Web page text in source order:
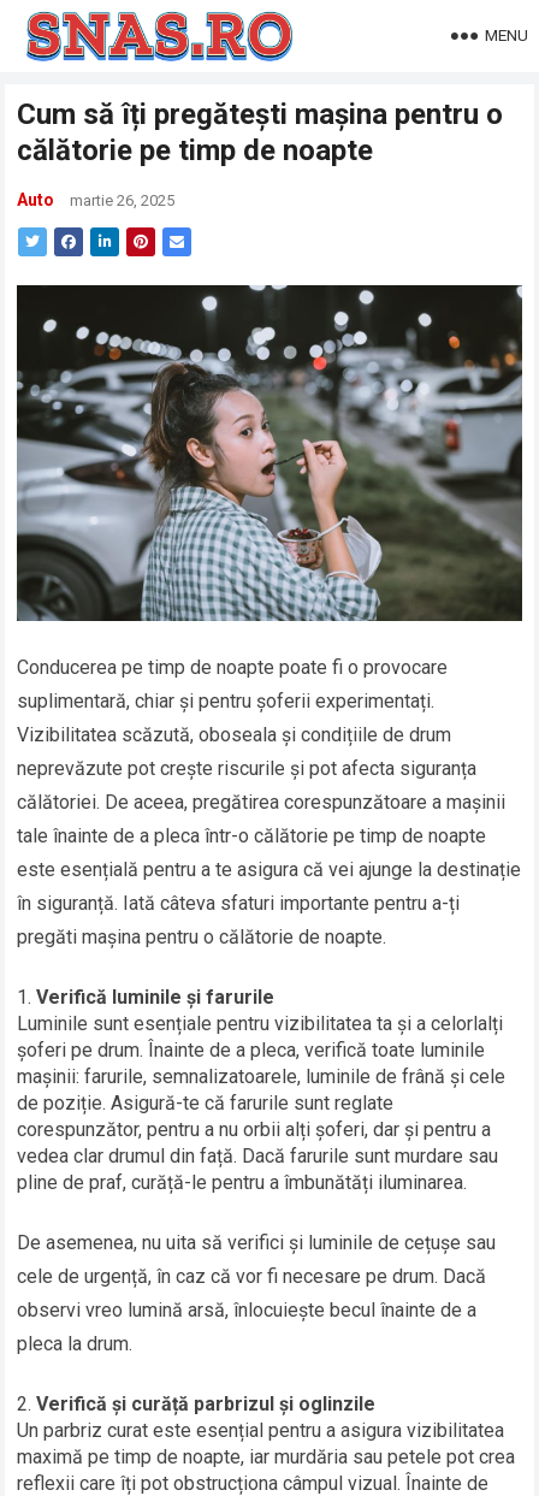
MENU
Cum să îți pregătești mașina pentru o
călătorie pe timp de noapte
Auto martie 26, 2025
Conducerea pe timp de noapte poate fi o provocare
suplimentară, chiar și pentru șoferii experimentați.
Vizibilitatea scăzută, oboseala și condițiile de drum
neprevăzute pot crește riscurile și pot afecta siguranța
călătoriei. De aceea, pregătirea corespunzătoare a mașinii
tale înainte de a pleca într-o călătorie pe timp de noapte
este esențială pentru a te asigura că vei ajunge la destinație
în siguranță. Iată câteva sfaturi importante pentru a-ți
pregăti mașina pentru o călătorie de noapte.
Verifică luminile și farurile
Luminile sunt esențiale pentru vizibilitatea ta și a celorlalți
șoferi pe drum. Înainte de a pleca, verifică toate luminile
mașinii: farurile, semnalizatoarele, luminile de frână și cele
de poziție. Asigură-te că farurile sunt reglate
corespunzător, pentru a nu orbii alți șoferi, dar și pentru a
vedea clar drumul din față. Dacă farurile sunt murdare sau
pline de praf, curăță-le pentru a îmbunătăți iluminarea.
De asemenea, nu uita să verifici și luminile de cețușe sau
cele de urgență, în caz că vor fi necesare pe drum. Dacă
observi vreo lumină arsă, înlocuiește becul înainte de a
pleca la drum.
Verifică și curăță parbrizul și oglinzile
Un parbriz curat este esențial pentru a asigura vizibilitatea
maximă pe timp de noapte, iar murdăria sau petele pot crea
reflexii care îți pot obstrucționa câmpul vizual. Înainte de